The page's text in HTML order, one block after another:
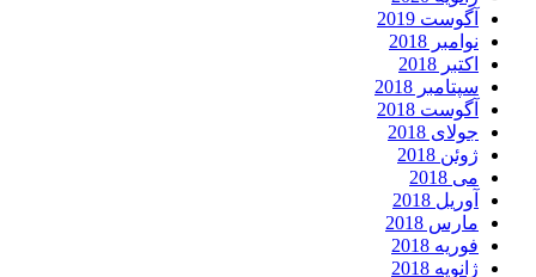
آگوست 2019
نوامبر 2018
اکتبر 2018
سپتامبر 2018
آگوست 2018
جولای 2018
ژوئن 2018
می 2018
آوریل 2018
مارس 2018
فوریه 2018
ژانویه 2018